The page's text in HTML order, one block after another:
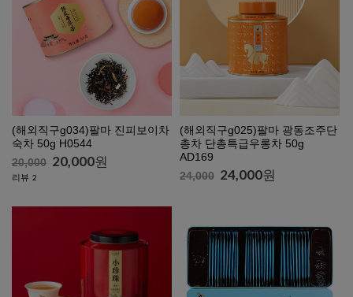
(해외직구g034)팔마 진피보이차
숙차 50g H0544
20,000 20,000원
리뷰 2
(해외직구g025)팔마 광동조주단
총차 단총특급우롱차 50g
AD169
24,000 24,000원